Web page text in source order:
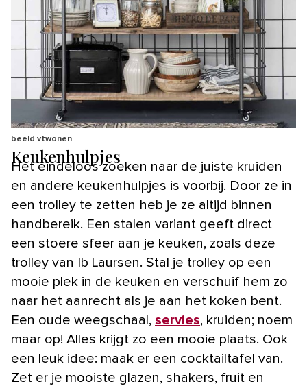
beeld vtwonen
Keukenhulpjes
Het eindeloos zoeken naar de juiste kruiden
en andere keukenhulpjes is voorbij. Door ze in
een trolley te zetten heb je ze altijd binnen
handbereik. Een stalen variant geeft direct
een stoere sfeer aan je keuken, zoals deze
trolley van Ib Laursen. Stal je trolley op een
mooie plek in de keuken en verschuif hem zo
naar het aanrecht als je aan het koken bent.
Een oude weegschaal, servies, kruiden; noem
maar op! Alles krijgt zo een mooie plaats. Ook
een leuk idee: maak er een cocktailtafel van.
Zet er je mooiste glazen, shakers, fruit en